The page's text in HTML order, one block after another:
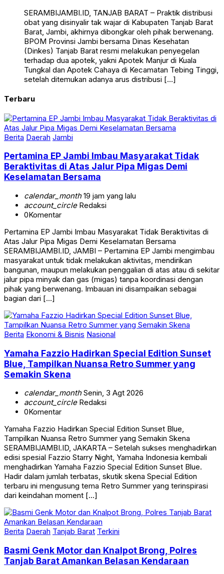
SERAMBIJAMBI.ID, TANJAB BARAT – Praktik distribusi
obat yang disinyalir tak wajar di Kabupaten Tanjab Barat
Barat, Jambi, akhirnya dibongkar oleh pihak berwenang.
BPOM Provinsi Jambi bersama Dinas Kesehatan
(Dinkes) Tanjab Barat resmi melakukan penyegelan
terhadap dua apotek, yakni Apotek Manjur di Kuala
Tungkal dan Apotek Cahaya di Kecamatan Tebing Tinggi,
setelah ditemukan adanya arus distribusi […]
Terbaru
Berita Daerah Jambi
Pertamina EP Jambi Imbau Masyarakat Tidak
Beraktivitas di Atas Jalur Pipa Migas Demi
Keselamatan Bersama
calendar_month19 jam yang lalu
account_circleRedaksi
0Komentar
Pertamina EP Jambi Imbau Masyarakat Tidak Beraktivitas di
Atas Jalur Pipa Migas Demi Keselamatan Bersama
SERAMBIJAMBI.ID, JAMBI – Pertamina EP Jambi mengimbau
masyarakat untuk tidak melakukan aktivitas, mendirikan
bangunan, maupun melakukan penggalian di atas atau di sekitar
jalur pipa minyak dan gas (migas) tanpa koordinasi dengan
pihak yang berwenang. Imbauan ini disampaikan sebagai
bagian dari […]
Berita Ekonomi & Bisnis Nasional
Yamaha Fazzio Hadirkan Special Edition Sunset
Blue, Tampilkan Nuansa Retro Summer yang
Semakin Skena
calendar_monthSenin, 3 Agt 2026
account_circleRedaksi
0Komentar
Yamaha Fazzio Hadirkan Special Edition Sunset Blue,
Tampilkan Nuansa Retro Summer yang Semakin Skena
SERAMBIJAMBI.ID, JAKARTA – Setelah sukses menghadirkan
edisi spesial Fazzio Starry Night, Yamaha Indonesia kembali
menghadirkan Yamaha Fazzio Special Edition Sunset Blue.
Hadir dalam jumlah terbatas, skutik skena Special Edition
terbaru ini mengusung tema Retro Summer yang terinspirasi
dari keindahan moment […]
Berita Daerah Tanjab Barat Terkini
Basmi Genk Motor dan Knalpot Brong, Polres
Tanjab Barat Amankan Belasan Kendaraan